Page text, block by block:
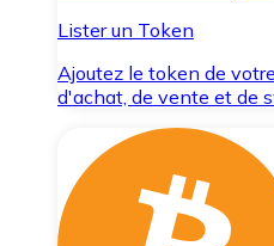
Lister un Token
Ajoutez le token de
d'achat, de vente et de